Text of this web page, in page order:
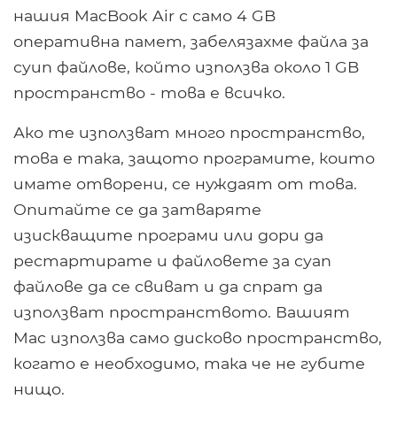
нашия MacBook Air с само 4 GB
оперативна памет, забелязахме файла за
суип файлове, който използва около 1 GB
пространство - това е всичко.
Ако те използват много пространство,
това е така, защото програмите, които
имате отворени, се нуждаят от това.
Опитайте се да затваряте
изискващите програми или дори да
рестартирате и файловете за суап
файлове да се свиват и да спрат да
използват пространството. Вашият
Mac използва само дисково пространство,
когато е необходимо, така че не губите
нищо.